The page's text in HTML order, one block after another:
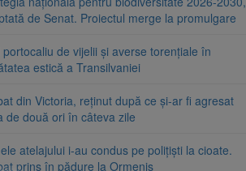
de Senat. Proiectul merge la promulgare
portocaliu de vijelii și averse torențiale în
estică a Transilvaniei
din Victoria, reținut după ce și-ar fi agresat
de două ori în câteva zile
atelajului i-au condus pe polițiști la cioate.
prins în pădure la Ormeniș